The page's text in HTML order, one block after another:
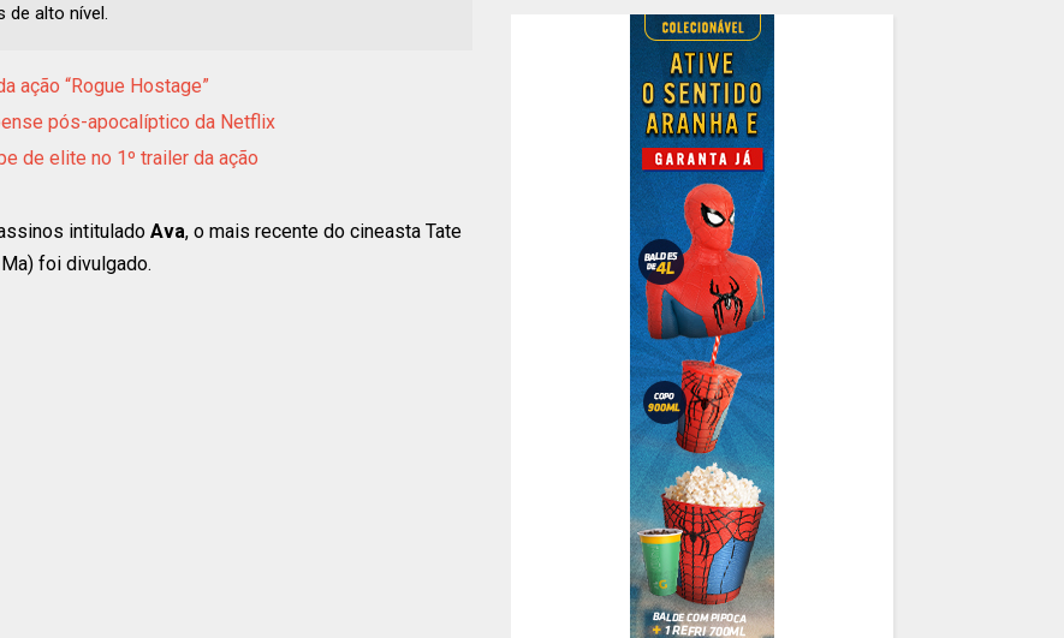
de alto nível.
ação “Rogue Hostage”
pós-apocalíptico da Netflix
de elite no 1º trailer da ação
intitulado Ava, o mais recente do cineasta Tate
foi divulgado.